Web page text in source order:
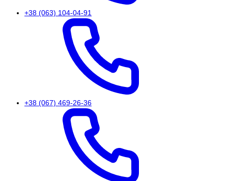
+38 (063) 104-04-91
+38 (067) 469-26-36